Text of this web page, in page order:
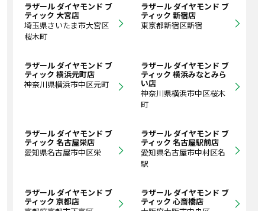
ラザール ダイヤモンド ブ
ティック 大宮店
埼玉県さいたま市大宮区
桜木町
ラザール ダイヤモンド ブ
ティック 新宿店
東京都新宿区新宿
ラザール ダイヤモンド ブ
ティック 横浜元町店
神奈川県横浜市中区元町
ラザール ダイヤモンド ブ
ティック 横浜みなとみら
い店
神奈川県横浜市中区桜木
町
ラザール ダイヤモンド ブ
ティック 名古屋栄店
愛知県名古屋市中区栄
ラザール ダイヤモンド ブ
ティック 名古屋駅前店
愛知県名古屋市中村区名
駅
ラザール ダイヤモンド ブ
ティック 京都店
ラザール ダイヤモンド ブ
ティック 心斎橋店